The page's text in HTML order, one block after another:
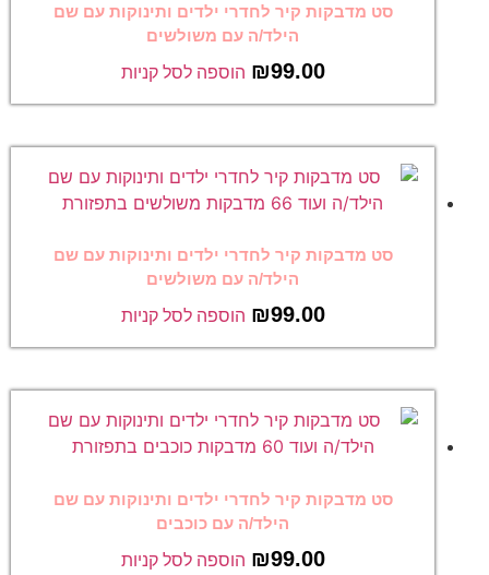
סט מדבקות קיר לחדרי ילדים ותינוקות עם שם
הילד/ה עם משולשים
₪99.00 הוספה לסל קניות
סט מדבקות קיר לחדרי ילדים ותינוקות עם שם
הילד/ה עם משולשים
₪99.00 הוספה לסל קניות
סט מדבקות קיר לחדרי ילדים ותינוקות עם שם
הילד/ה עם כוכבים
₪99.00 הוספה לסל קניות